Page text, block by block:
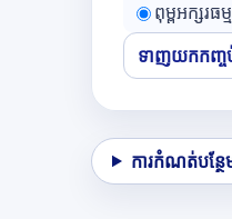
ពុម្ពអក្សរធម្
ទាញយកកញ្ចប់
ការកំណត់បន្ថែ